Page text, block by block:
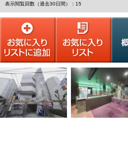
表示閲覧回数（過去30日間）：15